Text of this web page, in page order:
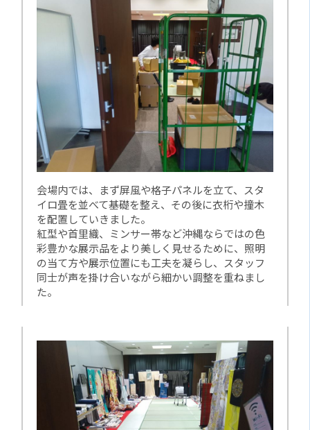
会場内では、まず屏風や格子パネルを立て、スタ
イロ畳を並べて基礎を整え、その後に衣桁や撞木
を配置していきました。
紅型や首里織、ミンサー帯など沖縄ならではの色
彩豊かな展示品をより美しく見せるために、照明
の当て方や展示位置にも工夫を凝らし、スタッフ
同士が声を掛け合いながら細かい調整を重ねまし
た。